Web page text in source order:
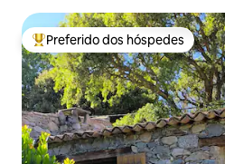
Entre os melhores preferidos
Preferido dos hóspedes